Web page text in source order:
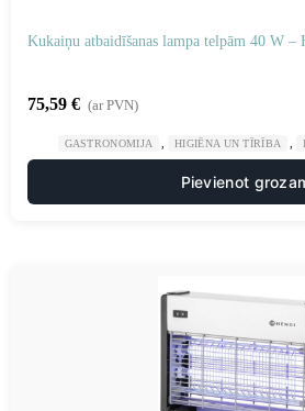
Kukaiņu atbaidīšanas lampa telpām 40 W –
75,59 € (ar PVN)
GASTRONOMIJA HIGIĒNA UN TĪRĪBA
Pievienot